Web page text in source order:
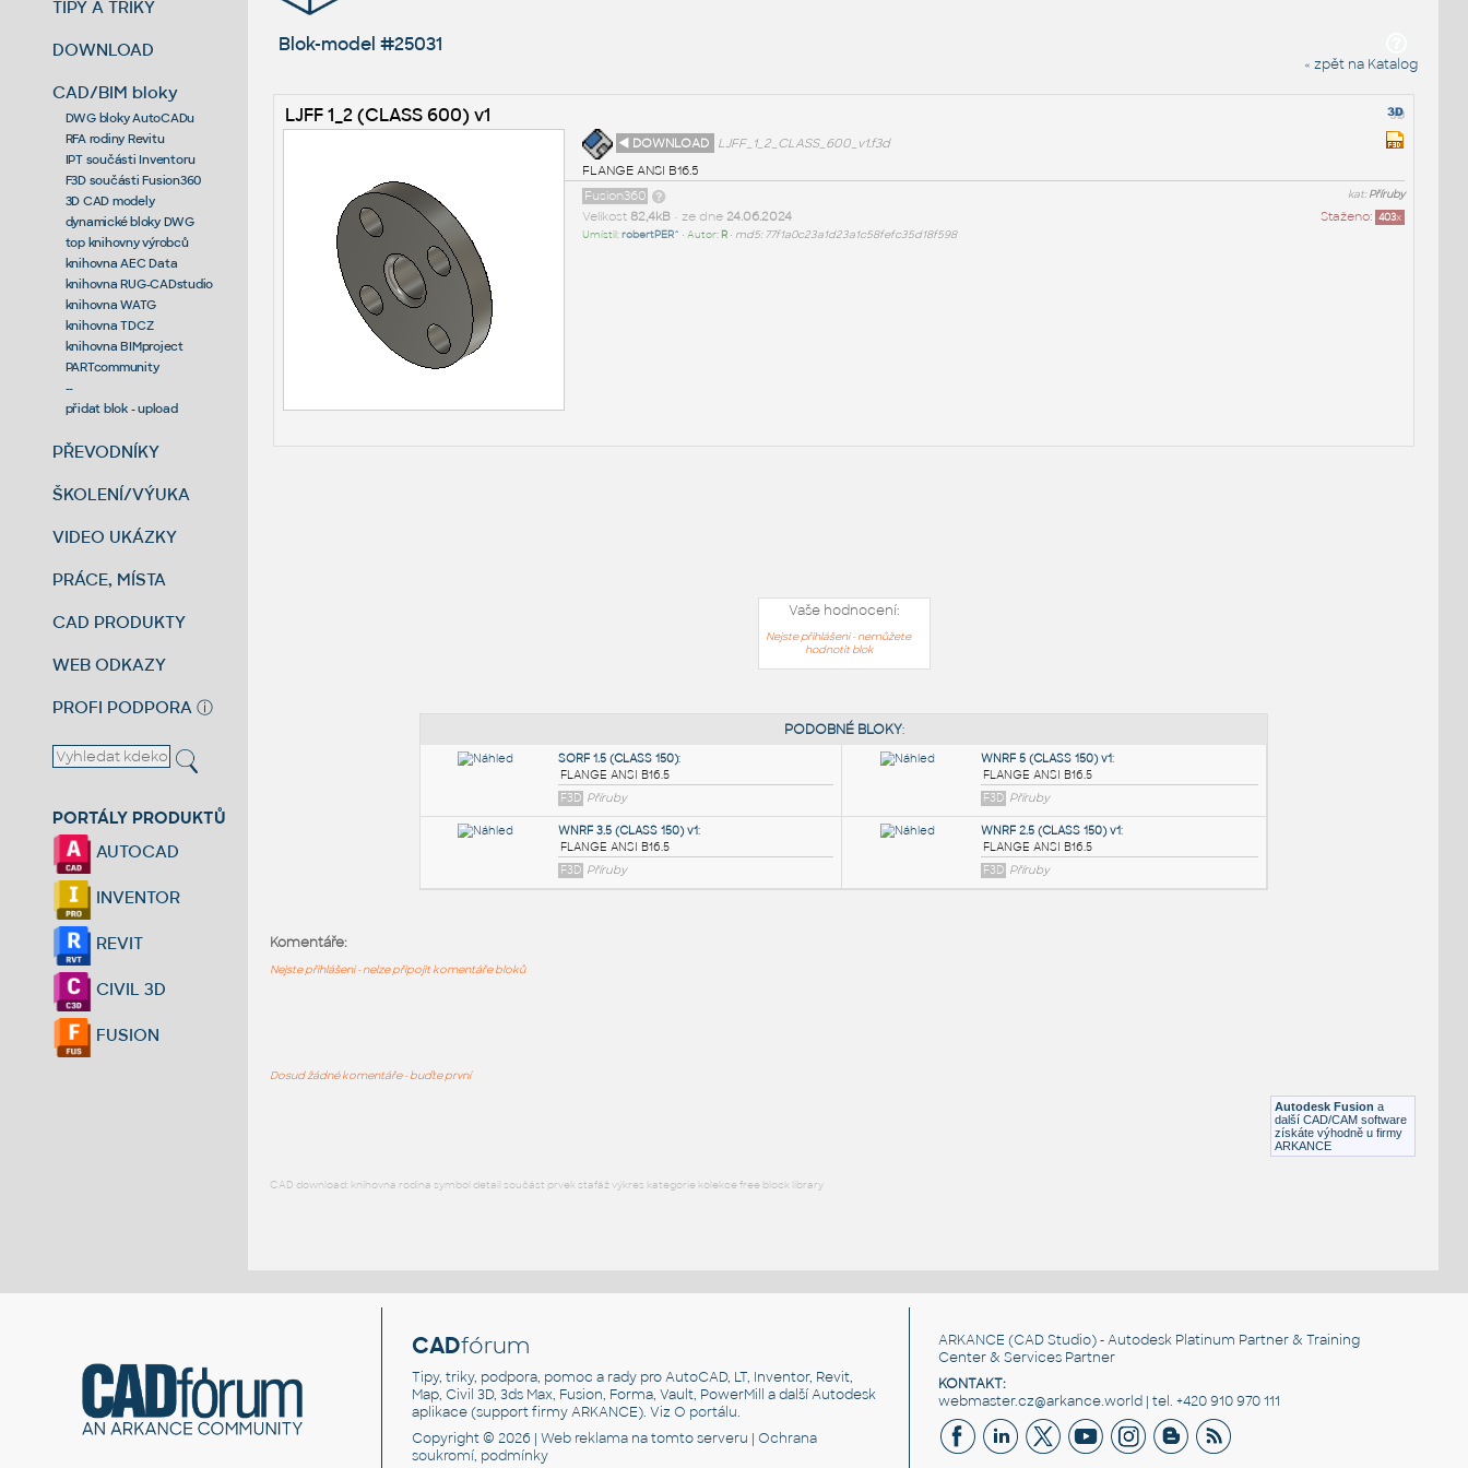
TIPY A TRIKY
DOWNLOAD
CAD/BIM bloky
DWG bloky AutoCADu
RFA rodiny Revitu
IPT součásti Inventoru
F3D součásti Fusion360
3D CAD modely
dynamické bloky DWG
top knihovny výrobců
knihovna AEC Data
knihovna RUG-CADstudio
knihovna WATG
knihovna TDCZ
knihovna BIMproject
PARTcommunity
--
přidat blok - upload
PŘEVODNÍKY
ŠKOLENÍ/VÝUKA
VIDEO UKÁZKY
PRÁCE, MÍSTA
CAD PRODUKTY
WEB ODKAZY
PROFI PODPORA ⓘ
PORTÁLY PRODUKTŮ
AUTOCAD
INVENTOR
REVIT
CIVIL 3D
FUSION
Blok-model #25031
« zpět na Katalog
LJFF 1_2 (CLASS 600) v1
◄ DOWNLOAD
LJFF_1_2_CLASS_600_v1.f3d
FLANGE ANSI B16.5
kat:Příruby
Fusion360
Staženo: 403x
Velikost 82,4kB• ze dne 24.06.2024
Umístil:robertPER^ • Autor: R• md5: 77f1a0c23a1d23a1c58fefc35d18f598
Vaše hodnocení:
Nejste přihlášeni - nemůžete
hodnotit blok
Autodesk Fusion a
další CAD/CAM software
získáte výhodně u firmy
ARKANCE
Komentáře:
Nejste přihlášeni - nelze připojit komentáře bloků
Dosud žádné komentáře - buďte první
CAD download: knihovna rodina symbol detail součást prvek stafáž výkres kategorie kolekce free block library
CADfórum
Tipy, triky, podpora, pomoc a rady pro AutoCAD, LT, Inventor, Revit,
Map, Civil 3D, 3ds Max, Fusion, Forma, Vault, PowerMill a další Autodesk
aplikace (support firmy ARKANCE). VizO portálu.
Copyright © 2026 |Web reklama na tomto serveru |Ochrana
soukromí, podmínky
ARKANCE (CAD Studio) - Autodesk Platinum Partner & Training
Center & Services Partner
KONTAKT:
webmaster.cz@arkance.world | tel. +420 910 970 111